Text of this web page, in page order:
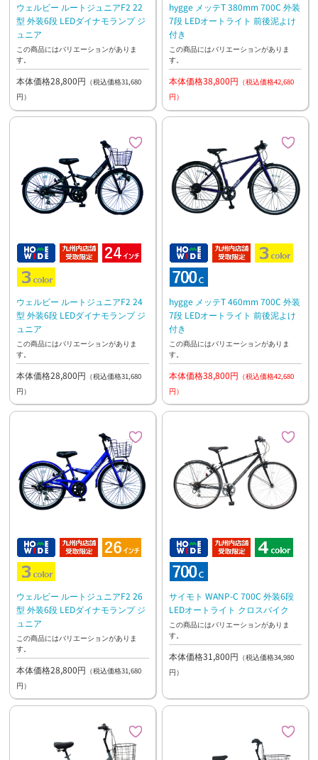
ウェルビー ルートジュニアF2 22
型 外装6段 LEDダイナモランプ ジ
ュニア
この商品にはバリエーションがありま
す。
本体価格28,800円 （税込価格31,680
円）
hygge メッテT 380mm 700C 外装
7段 LEDオートライト 前後泥よけ
付き
この商品にはバリエーションがありま
す。
本体価格38,800円 （税込価格42,680
円）
ウェルビー ルートジュニアF2 24
型 外装6段 LEDダイナモランプ ジ
ュニア
この商品にはバリエーションがありま
す。
本体価格28,800円 （税込価格31,680
円）
hygge メッテT 460mm 700C 外装
7段 LEDオートライト 前後泥よけ
付き
この商品にはバリエーションがありま
す。
本体価格38,800円 （税込価格42,680
円）
ウェルビー ルートジュニアF2 26
型 外装6段 LEDダイナモランプ ジ
ュニア
この商品にはバリエーションがありま
す。
本体価格28,800円 （税込価格31,680
円）
サイモト WANP-C 700C 外装6段
LEDオートライト クロスバイク
この商品にはバリエーションがありま
す。
本体価格31,800円 （税込価格34,980
円）